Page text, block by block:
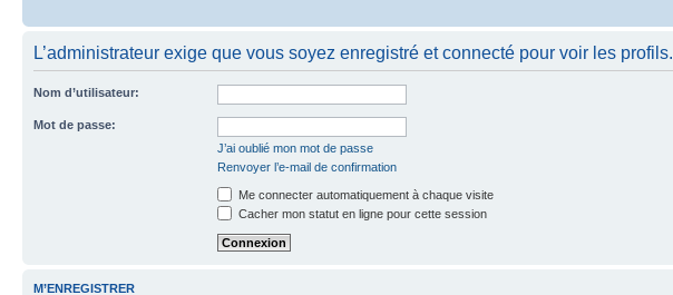
L’administrateur exige que vous soyez enregistré et connecté pour voir les profils.
Nom d’utilisateur:
Mot de passe:
J’ai oublié mon mot de passe
Renvoyer l’e-mail de confirmation
Me connecter automatiquement à chaque visite
Cacher mon statut en ligne pour cette session
M’ENREGISTRER